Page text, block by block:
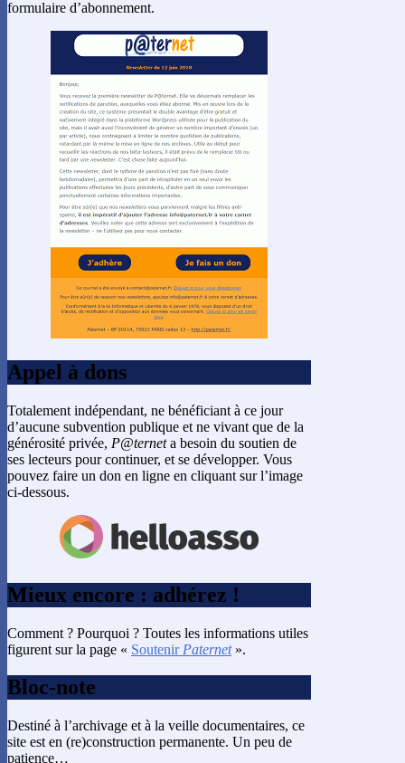
formulaire d’abonnement.
Appel à dons
Totalement indépendant, ne bénéficiant à ce jour
d’aucune subvention publique et ne vivant que de la
générosité privée, P@terneta besoin du soutien de
ses lecteurs pour continuer, et se développer. Vous
pouvez faire un don en ligne en cliquant sur l’image
ci-dessous.
Mieux encore : adhérez !
Comment ? Pourquoi ? Toutes les informations utiles
figurent sur la page « Soutenir Paternet».
Bloc-note
Destiné à l’archivage et à la veille documentaires, ce
site est en (re)construction permanente. Un peu de
patience…